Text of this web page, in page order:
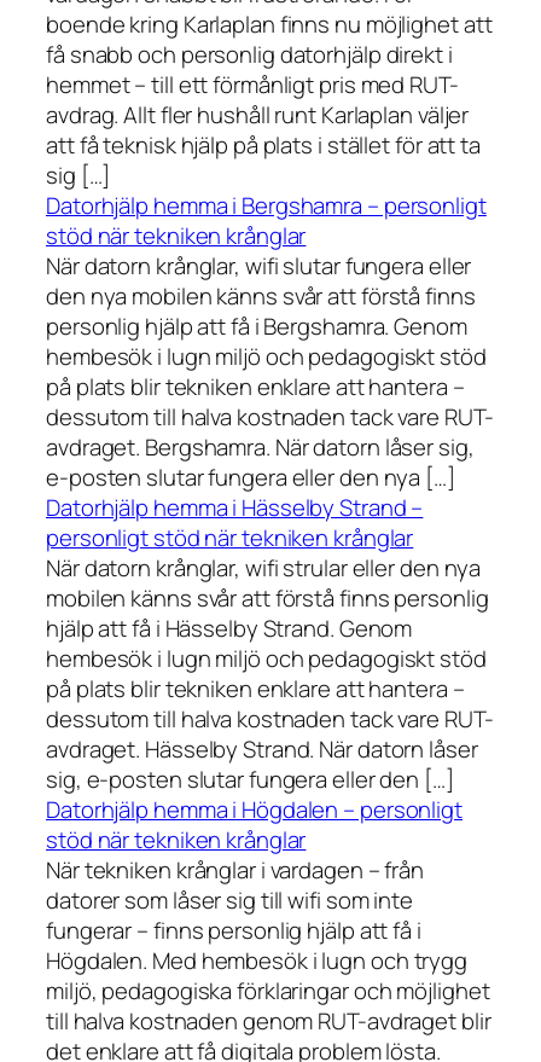
boende kring Karlaplan finns nu möjlighet att
få snabb och personlig datorhjälp direkt i
hemmet – till ett förmånligt pris med RUT-
avdrag. Allt fler hushåll runt Karlaplan väljer
att få teknisk hjälp på plats i stället för att ta
sig […]
Datorhjälp hemma i Bergshamra – personligt
stöd när tekniken krånglar
När datorn krånglar, wifi slutar fungera eller
den nya mobilen känns svår att förstå finns
personlig hjälp att få i Bergshamra. Genom
hembesök i lugn miljö och pedagogiskt stöd
på plats blir tekniken enklare att hantera –
dessutom till halva kostnaden tack vare RUT-
avdraget. Bergshamra. När datorn låser sig,
e-posten slutar fungera eller den nya […]
Datorhjälp hemma i Hässelby Strand –
personligt stöd när tekniken krånglar
När datorn krånglar, wifi strular eller den nya
mobilen känns svår att förstå finns personlig
hjälp att få i Hässelby Strand. Genom
hembesök i lugn miljö och pedagogiskt stöd
på plats blir tekniken enklare att hantera –
dessutom till halva kostnaden tack vare RUT-
avdraget. Hässelby Strand. När datorn låser
sig, e-posten slutar fungera eller den […]
Datorhjälp hemma i Högdalen – personligt
stöd när tekniken krånglar
När tekniken krånglar i vardagen – från
datorer som låser sig till wifi som inte
fungerar – finns personlig hjälp att få i
Högdalen. Med hembesök i lugn och trygg
miljö, pedagogiska förklaringar och möjlighet
till halva kostnaden genom RUT-avdraget blir
det enklare att få digitala problem lösta.